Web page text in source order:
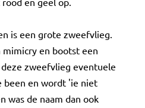
is een grote zweefvlieg.
en bootst een
zweefvlieg eventuele
been en wordt 'ie niet
was de naam dan ook